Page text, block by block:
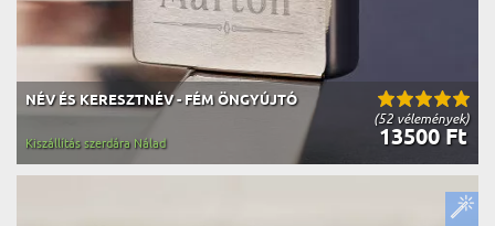
(52 vélemények)
NÉV ÉS KERESZTNÉV - FÉM ÖNGYÚJTÓ
13500 Ft
Kiszállítás szerdára Nálad